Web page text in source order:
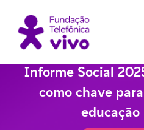
Informe Social
como chave